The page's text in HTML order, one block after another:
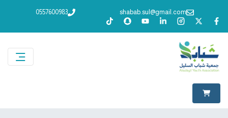
shabab.sul@gmail.com
0557600983